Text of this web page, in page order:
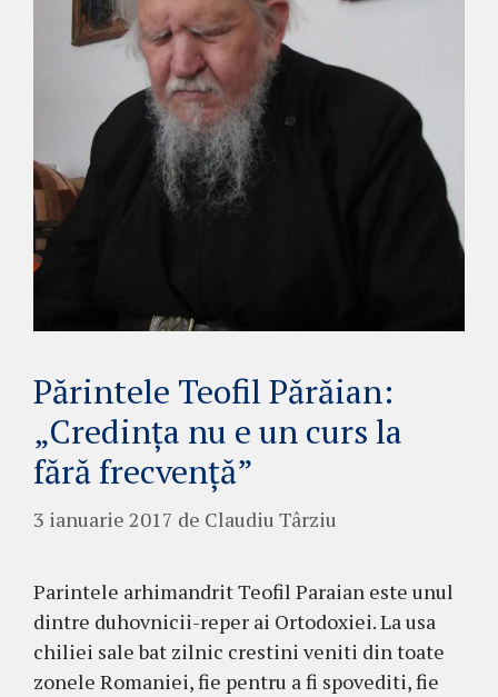
Părintele Teofil Părăian:
„Credința nu e un curs la
fără frecvență”
3 ianuarie 2017 de Claudiu Târziu
Parintele arhimandrit Teofil Paraian este unul
dintre duhovnicii-reper ai Ortodoxiei. La usa
chiliei sale bat zilnic crestini veniti din toate
zonele Romaniei, fie pentru a fi spovediti, fie